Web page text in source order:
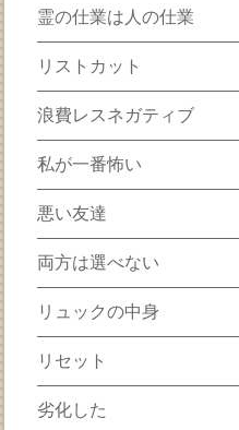
霊の仕業は人の仕業
リストカット
浪費レスネガティブ
私が一番怖い
悪い友達
両方は選べない
リュックの中身
リセット
劣化した